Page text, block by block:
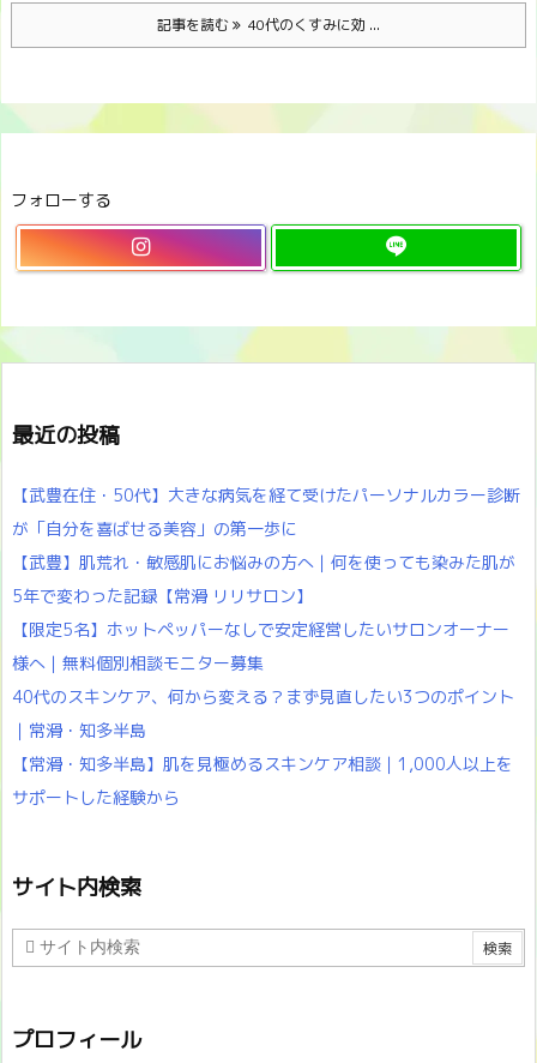
記事を読む 40代のくすみに効 ...
フォローする
最近の投稿
【武豊在住・50代】大きな病気を経て受けたパーソナルカラー診断
が「自分を喜ばせる美容」の第一歩に
【武豊】肌荒れ・敏感肌にお悩みの方へ｜何を使っても染みた肌が
5年で変わった記録【常滑 リリサロン】
【限定5名】ホットペッパーなしで安定経営したいサロンオーナー
様へ｜無料個別相談モニター募集
40代のスキンケア、何から変える？まず見直したい3つのポイント
｜常滑・知多半島
【常滑・知多半島】肌を見極めるスキンケア相談｜1,000人以上を
サポートした経験から
サイト内検索
プロフィール